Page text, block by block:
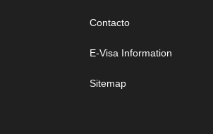
Contacto
E-Visa Information
Sitemap